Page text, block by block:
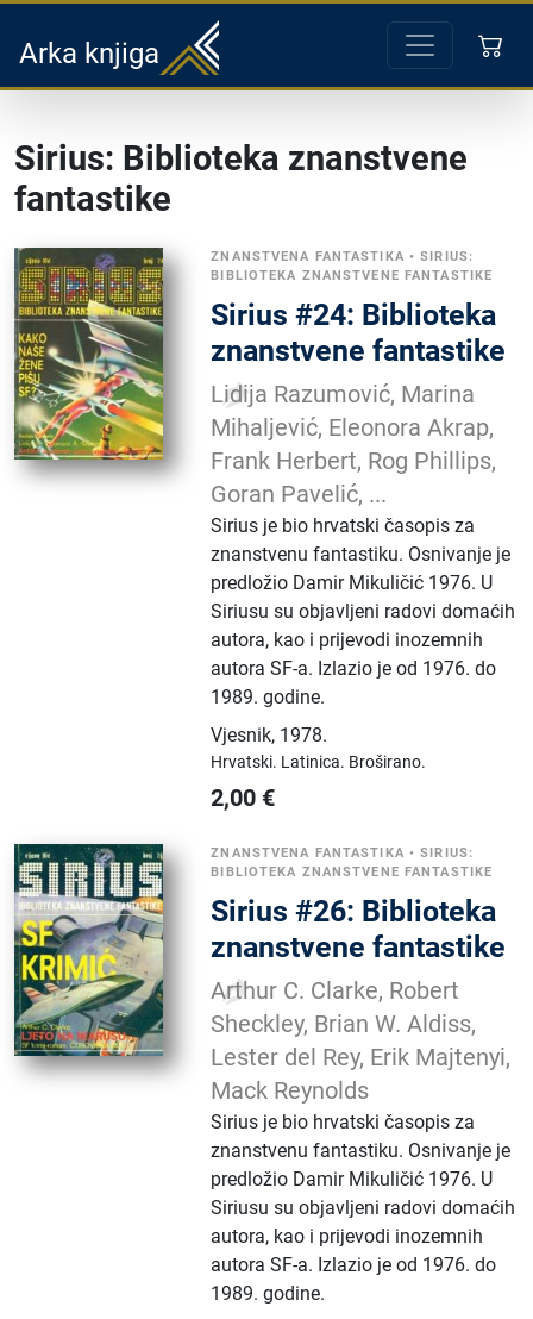
Arka knjiga
Sirius: Biblioteka znanstvene
fantastike
ZNANSTVENA FANTASTIKA •SIRIUS:
BIBLIOTEKA ZNANSTVENE FANTASTIKE
Sirius #24: Biblioteka
znanstvene fantastike
Lidija Razumović, Marina
Mihaljević, Eleonora Akrap,
Frank Herbert, Rog Phillips,
Goran Pavelić, ...
Sirius je bio hrvatski časopis za
znanstvenu fantastiku. Osnivanje je
predložio Damir Mikuličić 1976. U
Siriusu su objavljeni radovi domaćih
autora, kao i prijevodi inozemnih
autora SF-a. Izlazio je od 1976. do
1989. godine.
Vjesnik, 1978.
Hrvatski. Latinica. Broširano.
2,00 €
ZNANSTVENA FANTASTIKA •SIRIUS:
BIBLIOTEKA ZNANSTVENE FANTASTIKE
Sirius #26: Biblioteka
znanstvene fantastike
Arthur C. Clarke, Robert
Sheckley, Brian W. Aldiss,
Lester del Rey, Erik Majtenyi,
Mack Reynolds
Sirius je bio hrvatski časopis za
znanstvenu fantastiku. Osnivanje je
predložio Damir Mikuličić 1976. U
Siriusu su objavljeni radovi domaćih
autora, kao i prijevodi inozemnih
autora SF-a. Izlazio je od 1976. do
1989. godine.